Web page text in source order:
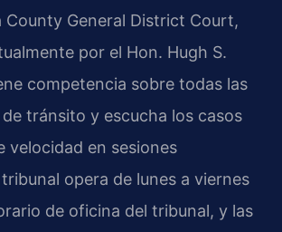
County General District Court,
por el Hon. Hugh S.
competencia sobre todas las
tránsito y escucha los casos
velocidad en sesiones
opera de lunes a viernes
de oficina del tribunal, y las